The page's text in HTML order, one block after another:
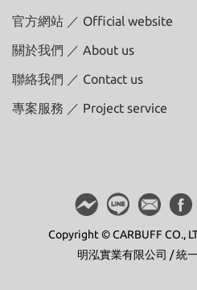
官方網站 ／ Official website
關於我們 ／ About us
聯絡我們 ／ Contact us
專案服務 ／ Project service
Copyright © CARBUFF CO.,
明泓實業有限公司 / 統